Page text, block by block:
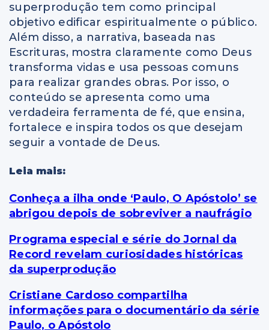
superprodução tem como principal
objetivo edificar espiritualmente o público.
Além disso, a narrativa, baseada nas
Escrituras, mostra claramente como Deus
transforma vidas e usa pessoas comuns
para realizar grandes obras. Por isso, o
conteúdo se apresenta como uma
verdadeira ferramenta de fé, que ensina,
fortalece e inspira todos os que desejam
seguir a vontade de Deus.
Leia mais:
Conheça a ilha onde ‘Paulo, O Apóstolo’ se
abrigou depois de sobreviver a naufrágio
Programa especial e série do Jornal da
Record revelam curiosidades históricas
da superprodução
Cristiane Cardoso compartilha
informações para o documentário da série
Paulo, o Apóstolo